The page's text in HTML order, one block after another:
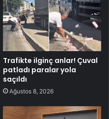
Trafikte ilginç anlar! Çuval
patladı paralar yola
saçıldı
Ağustos 8, 2026